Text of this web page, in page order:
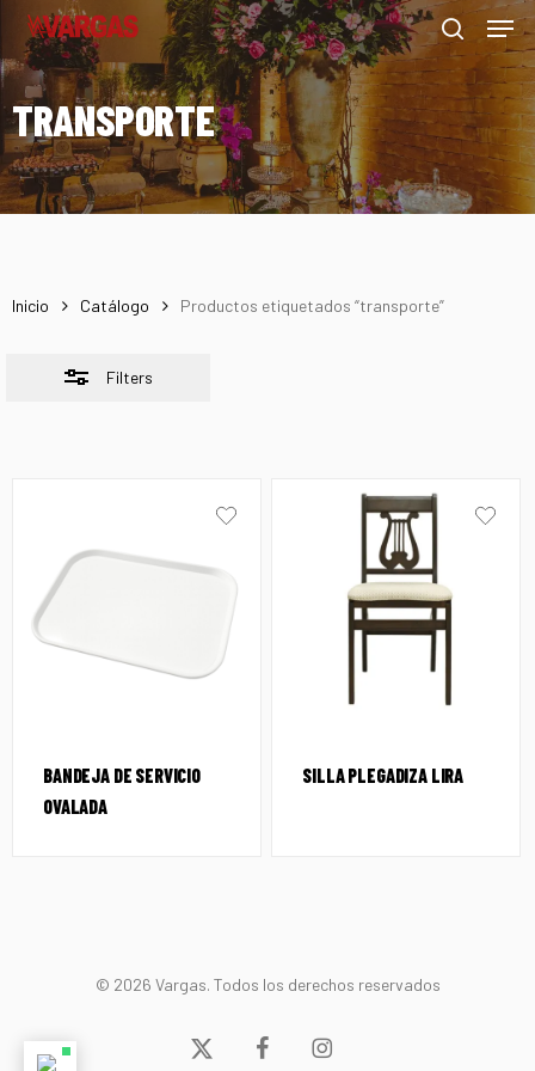
Skip
main
content
search
Menu
TRANSPORTE
Inicio Catálogo Productos etiquetados “transporte”
Filters
Close
Filters
BANDEJA DE SERVICIO
OVALADA
SILLA PLEGADIZA LIRA
© 2026 Vargas. Todos los derechos reservados
x-
facebookinstagram
Menu